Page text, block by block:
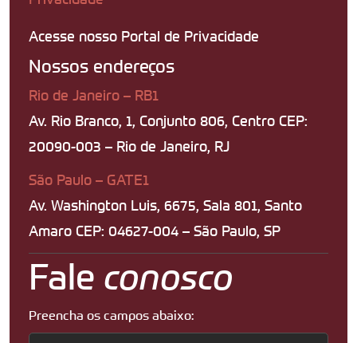
Acesse nosso Portal de Privacidade
Nossos endereços
Rio de Janeiro – RB1
Av. Rio Branco, 1, Conjunto 806, Centro CEP:
20090-003 – Rio de Janeiro, RJ
São Paulo – GATE1
Av. Washington Luis, 6675, Sala 801, Santo
Amaro CEP: 04627-004 – São Paulo, SP
Fale conosco
Preencha os campos abaixo: